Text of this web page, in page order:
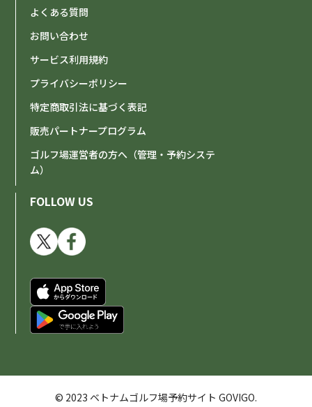
よくある質問
お問い合わせ
サービス利用規約
プライバシーポリシー
特定商取引法に基づく表記
販売パートナープログラム
ゴルフ場運営者の方へ（管理・予約システ
ム）
FOLLOW US
© 2023 ベトナムゴルフ場予約サイト GOVIGO.